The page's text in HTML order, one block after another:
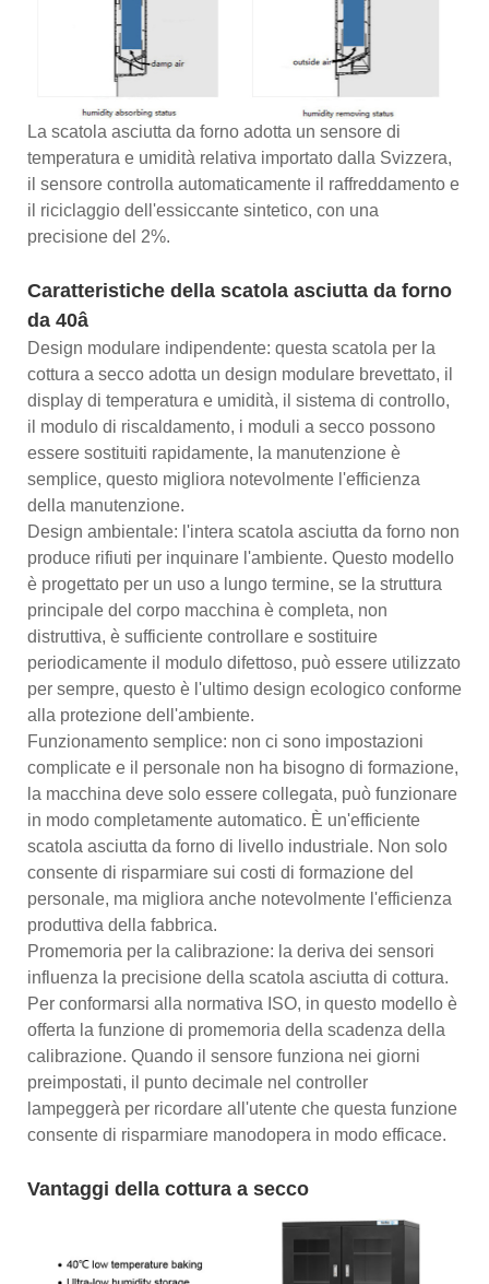
La scatola asciutta da forno adotta un sensore di
temperatura e umidità relativa importato dalla Svizzera,
il sensore controlla automaticamente il raffreddamento e
il riciclaggio dell'essiccante sintetico, con una
precisione del 2%.
Caratteristiche della scatola asciutta da forno
da 40â
Design modulare indipendente: questa scatola per la
cottura a secco adotta un design modulare brevettato, il
display di temperatura e umidità, il sistema di controllo,
il modulo di riscaldamento, i moduli a secco possono
essere sostituiti rapidamente, la manutenzione è
semplice, questo migliora notevolmente l'efficienza
della manutenzione.
Design ambientale: l'intera scatola asciutta da forno non
produce rifiuti per inquinare l'ambiente. Questo modello
è progettato per un uso a lungo termine, se la struttura
principale del corpo macchina è completa, non
distruttiva, è sufficiente controllare e sostituire
periodicamente il modulo difettoso, può essere utilizzato
per sempre, questo è l'ultimo design ecologico conforme
alla protezione dell'ambiente.
Funzionamento semplice: non ci sono impostazioni
complicate e il personale non ha bisogno di formazione,
la macchina deve solo essere collegata, può funzionare
in modo completamente automatico. È un'efficiente
scatola asciutta da forno di livello industriale. Non solo
consente di risparmiare sui costi di formazione del
personale, ma migliora anche notevolmente l'efficienza
produttiva della fabbrica.
Promemoria per la calibrazione: la deriva dei sensori
influenza la precisione della scatola asciutta di cottura.
Per conformarsi alla normativa ISO, in questo modello è
offerta la funzione di promemoria della scadenza della
calibrazione. Quando il sensore funziona nei giorni
preimpostati, il punto decimale nel controller
lampeggerà per ricordare all'utente che questa funzione
consente di risparmiare manodopera in modo efficace.
Vantaggi della cottura a secco